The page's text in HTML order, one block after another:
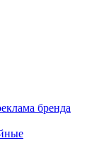
бренда